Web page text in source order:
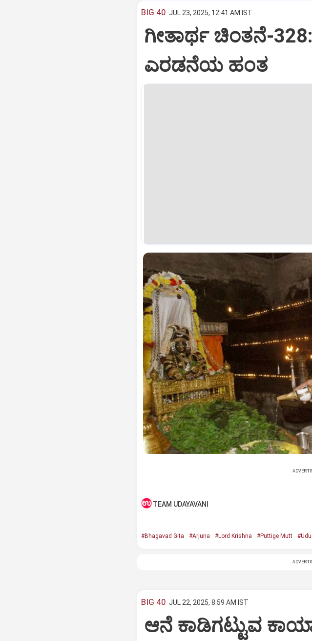
BIG 40 JUL 23, 2025, 12:41 AM IST
ಗೀತಾರ್ಥ ಚಿಂತನೆ-
ಎರಡನೆಯ ಹಂತ
TEAM UDAYAVANI
#Bhagavad Gita #Arjuna #Lord Krishna #Puttige Mutt
BIG 40 JUL 22, 2025, 8:59 AM IST
ಆನೆ ಕಾಡಿಗಟ್ಟುವ